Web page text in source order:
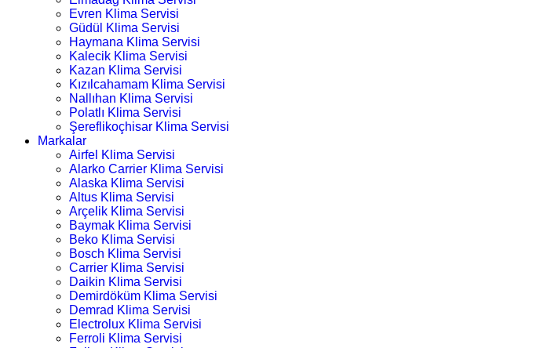
Evren Klima Servisi
Güdül Klima Servisi
Haymana Klima Servisi
Kalecik Klima Servisi
Kazan Klima Servisi
Kızılcahamam Klima Servisi
Nallıhan Klima Servisi
Polatlı Klima Servisi
Şereflikoçhisar Klima Servisi
Markalar
Airfel Klima Servisi
Alarko Carrier Klima Servisi
Alaska Klima Servisi
Altus Klima Servisi
Arçelik Klima Servisi
Baymak Klima Servisi
Beko Klima Servisi
Bosch Klima Servisi
Carrier Klima Servisi
Daikin Klima Servisi
Demirdöküm Klima Servisi
Demrad Klima Servisi
Electrolux Klima Servisi
Ferroli Klima Servisi